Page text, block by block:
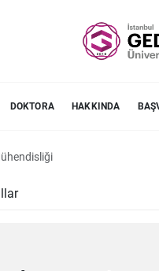
DOKTORA HAKKINDA